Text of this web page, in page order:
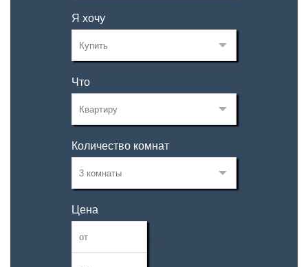
Я хочу
Что
Количество комнат
Цена
—